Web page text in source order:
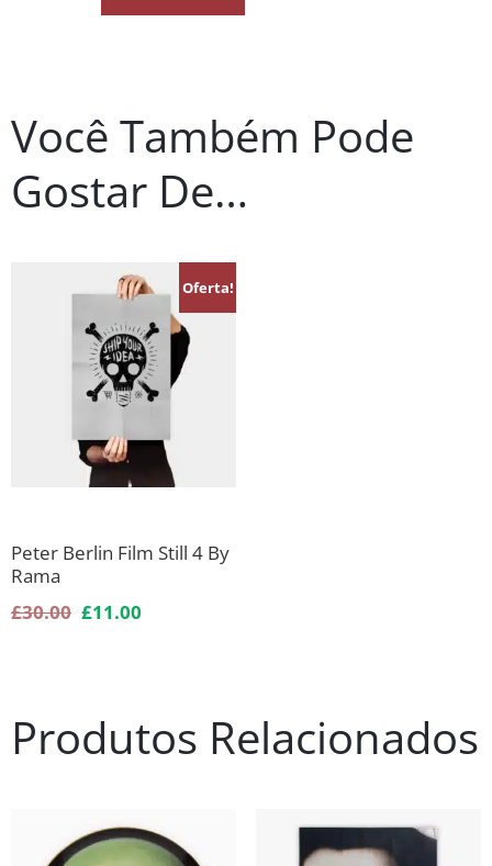
Você Também Pode
Gostar De…
Oferta!
Peter Berlin Film Still 4 By
Rama
£30.00 £11.00
Produtos Relacionados